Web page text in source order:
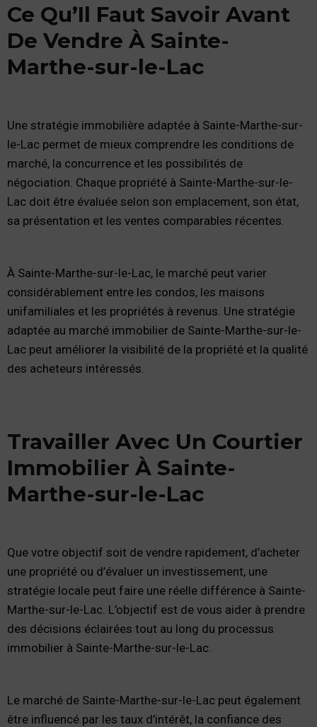
Ce Qu’Il Faut Savoir Avant
De Vendre À Sainte-
Marthe-sur-le-Lac
Une stratégie immobilière adaptée à Sainte-Marthe-sur-
le-Lac permet de mieux comprendre les conditions de
marché, la concurrence et les possibilités de
négociation. Chaque propriété à Sainte-Marthe-sur-le-
Lac doit être évaluée selon son emplacement, son état,
sa présentation et les ventes comparables récentes.
À Sainte-Marthe-sur-le-Lac, le marché peut varier
considérablement entre les condos, les maisons
unifamiliales et les propriétés à revenus. Une stratégie
adaptée au marché immobilier de Sainte-Marthe-sur-le-
Lac peut améliorer la visibilité de la propriété et la qualité
des acheteurs intéressés.
Travailler Avec Un Courtier
Immobilier À Sainte-
Marthe-sur-le-Lac
Que votre objectif soit de vendre rapidement, d’acheter
une propriété ou d’évaluer un investissement, une
stratégie locale peut faire une réelle différence à Sainte-
Marthe-sur-le-Lac. L’objectif est de vous aider à prendre
des décisions éclairées tout au long du processus
immobilier à Sainte-Marthe-sur-le-Lac.
Le marché de Sainte-Marthe-sur-le-Lac peut également
être influencé par les taux d’intérêt, la confiance des